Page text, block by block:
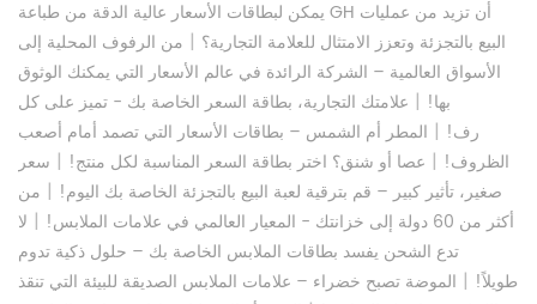
يمكن لبطاقات الأسعار عالية الدقة من طباعة GH أن تزيد من عمليات
البيع بالتجزئة وتعزز الامتثال للعلامة التجارية؟ | من الرفوف المحلية إلى
الأسواق العالمية – الشركة الرائدة في عالم الأسعار التي يمكنك الوثوق
بها! | علامتك التجارية، بطاقة السعر الخاصة بك - تميز على كل
رف! | المطر أم الشمس – بطاقات الأسعار التي تصمد أمام أصعب
الظروف! | عصا أو شنق؟ اختر بطاقة السعر المناسبة لكل منتج! | سعر
صغير، تأثير كبير – قم بترقية لعبة البيع بالتجزئة الخاصة بك اليوم! | من
أكثر من 60 دولة إلى خزانتك - المعيار العالمي في علامات الملابس!
| لا
تدع الشحن يفسد بطاقات الملابس الخاصة بك – حلول ذكية تدوم
طويلاً! | الموضة تصبح خضراء – علامات الملابس الصديقة للبيئة التي تنقذ